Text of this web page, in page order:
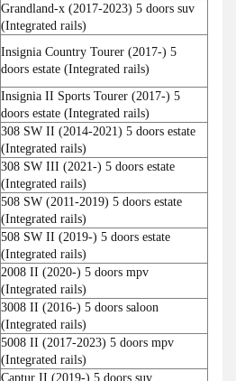
Grandland-x (2017-2023) 5 doors suv
(Integrated rails)
Insignia Country Tourer (2017-) 5
doors estate (Integrated rails)
Insignia II Sports Tourer (2017-) 5
doors estate (Integrated rails)
308 SW II (2014-2021) 5 doors estate
(Integrated rails)
308 SW III (2021-) 5 doors estate
(Integrated rails)
508 SW (2011-2019) 5 doors estate
(Integrated rails)
508 SW II (2019-) 5 doors estate
(Integrated rails)
2008 II (2020-) 5 doors mpv
(Integrated rails)
3008 II (2016-) 5 doors saloon
(Integrated rails)
5008 II (2017-2023) 5 doors mpv
(Integrated rails)
Captur II (2019-) 5 doors suv